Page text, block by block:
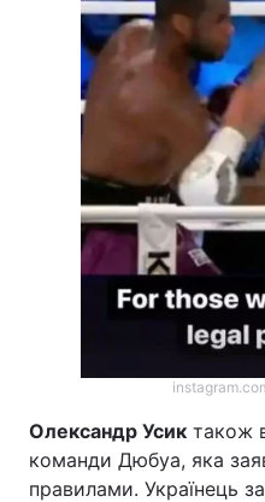
Олександр Усик також
команди Дюбуа, яка
правилами. Українець